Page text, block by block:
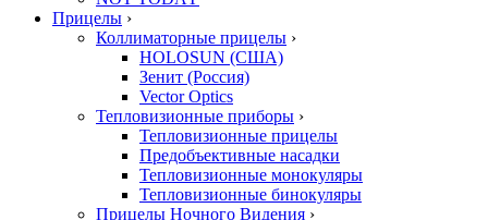
Прицелы ›
Коллиматорные прицелы ›
HOLOSUN (США)
Зенит (Россия)
Vector Optics
Тепловизионные приборы ›
Тепловизионные прицелы
Предобъективные насадки
Тепловизионные монокуляры
Тепловизионные бинокуляры
Прицелы Ночного Видения ›